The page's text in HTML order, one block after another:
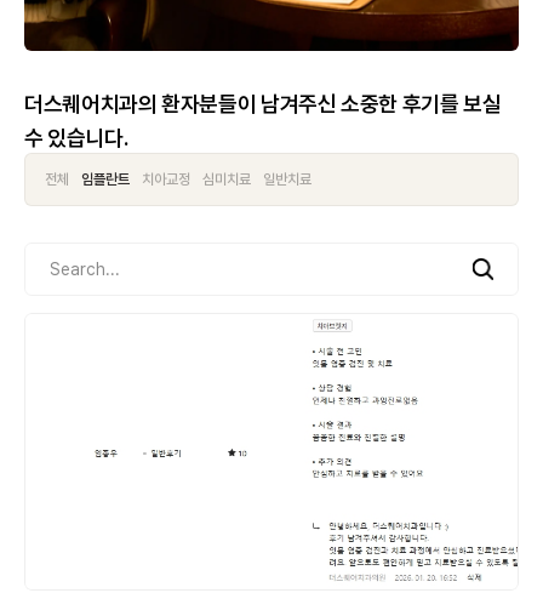
더스퀘어치과의 환자분들이 남겨주신 소중한 후기를 보실
수 있습니다.
항상 신뢰할 수 있는 양질의 진료로 보답하겠습니다.
전체 임플란트 치아교정 심미치료 일반치료